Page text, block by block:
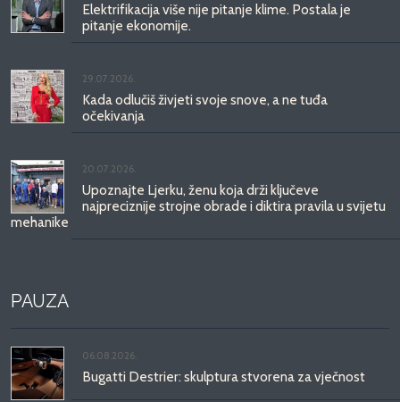
Elektrifikacija više nije pitanje klime. Postala je
pitanje ekonomije.
29.07.2026.
Kada odlučiš živjeti svoje snove, a ne tuđa
očekivanja
20.07.2026.
Upoznajte Ljerku, ženu koja drži ključeve
najpreciznije strojne obrade i diktira pravila u svijetu
mehanike
PAUZA
06.08.2026.
Bugatti Destrier: skulptura stvorena za vječnost